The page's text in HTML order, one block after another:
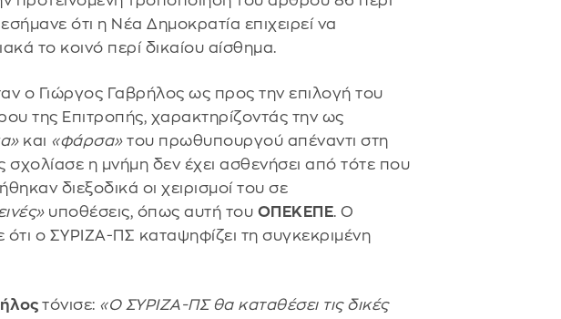
ότι η Νέα Δημοκρατία επιχειρεί να
το κοινό περί δικαίου αίσθημα.
ο Γιώργος Γαβρήλος ως προς την επιλογή του
της Επιτροπής, χαρακτηρίζοντάς την ως
και «φάρσα»του πρωθυπουργού απέναντι στη
σχολίασε η μνήμη δεν έχει ασθενήσει από τότε που
διεξοδικά οι χειρισμοί του σε
υποθέσεις, όπως αυτή του ΟΠΕΚΕΠΕ. Ο
ο ΣΥΡΙΖΑ-ΠΣ καταψηφίζει τη συγκεκριμένη
τόνισε: «Ο ΣΥΡΙΖΑ-ΠΣ θα καταθέσει τις δικές